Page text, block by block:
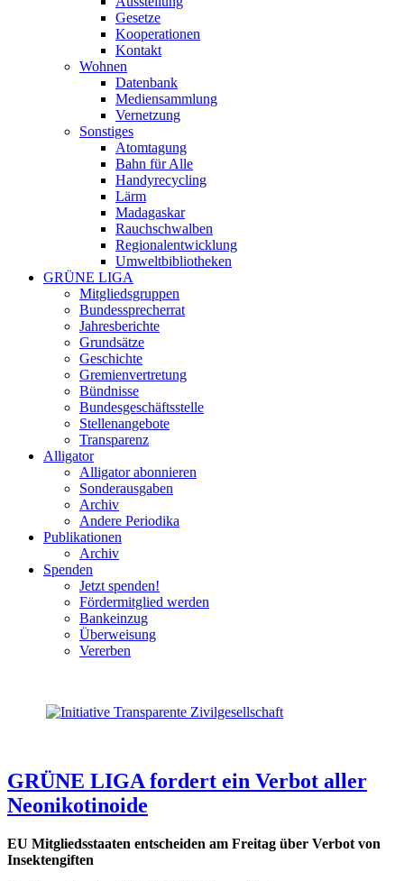
Gesetze
Kooperationen
Kontakt
Wohnen
Datenbank
Mediensammlung
Vernetzung
Sonstiges
Atomtagung
Bahn für Alle
Handyrecycling
Lärm
Madagaskar
Rauchschwalben
Regionalentwicklung
Umweltbibliotheken
GRÜNE LIGA
Mitgliedsgruppen
Bundessprecherrat
Jahresberichte
Grundsätze
Geschichte
Gremienvertretung
Bündnisse
Bundesgeschäftsstelle
Stellenangebote
Transparenz
Alligator
Alligator abonnieren
Sonderausgaben
Archiv
Andere Periodika
Publikationen
Archiv
Spenden
Jetzt spenden!
Fördermitglied werden
Bankeinzug
Überweisung
Vererben
GRÜNE LIGA fordert ein Verbot aller
Neonikotinoide
EU Mitgliedsstaaten entscheiden am Freitag über Verbot von
Insektengiften